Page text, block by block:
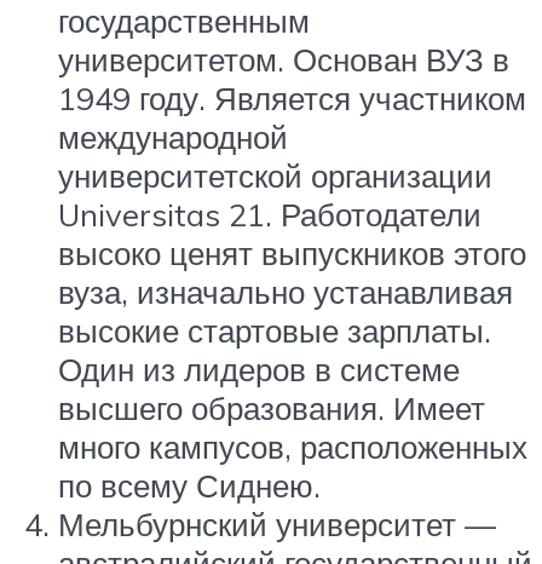
государственным
университетом. Основан ВУЗ в
1949 году. Является участником
международной
университетской организации
Universitas 21. Работодатели
высоко ценят выпускников этого
вуза, изначально устанавливая
высокие стартовые зарплаты.
Один из лидеров в системе
высшего образования. Имеет
много кампусов, расположенных
по всему Сиднею.
Мельбурнский университет —